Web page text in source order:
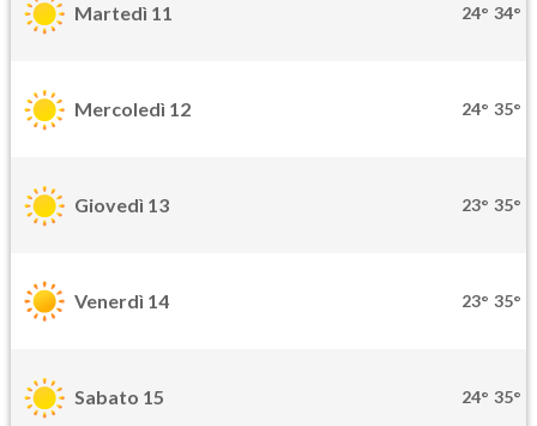
Martedì 11 24° 34°
Mercoledì 12 24° 35°
Giovedì 13 23° 35°
Venerdì 14 23° 35°
Sabato 15 24° 35°